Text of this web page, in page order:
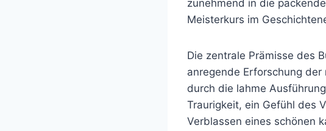
zunehmend in die
Meisterkurs im
Die zentrale Prämisse des
anregende Erforschung
durch die lahme
Traurigkeit, ein Gefühl des
Verblassen eines schönen